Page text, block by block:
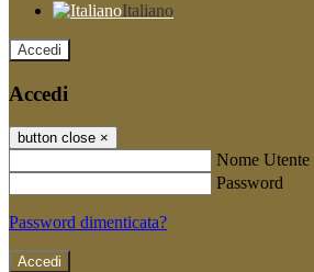
Italiano
Accedi
Accedi
button close ×
Nome Utente
Password
Password dimenticata?